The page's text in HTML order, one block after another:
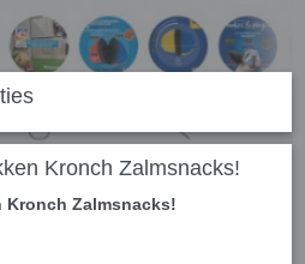
Kronch Zalmsnacks!
Kronch Zalmsnacks!